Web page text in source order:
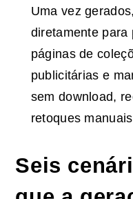
Uma vez
diretamente para
páginas de
publicitárias e
sem download,
retoques
Seis